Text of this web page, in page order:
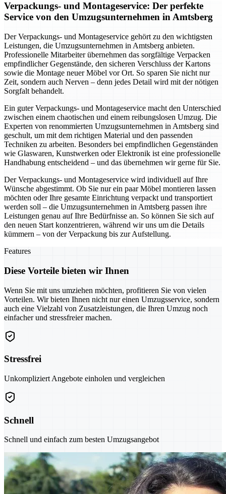
Verpackungs- und Montageservice: Der perfekte
Service von den Umzugsunternehmen in Amtsberg
Der Verpackungs- und Montageservice gehört zu den wichtigsten
Leistungen, die Umzugsunternehmen in Amtsberg anbieten.
Professionelle Mitarbeiter übernehmen das sorgfältige Verpacken
empfindlicher Gegenstände, den sicheren Verschluss der Kartons
sowie die Montage neuer Möbel vor Ort. So sparen Sie nicht nur
Zeit, sondern auch Nerven – denn jedes Detail wird mit der nötigen
Sorgfalt behandelt.
Ein guter Verpackungs- und Montageservice macht den Unterschied
zwischen einem chaotischen und einem reibungslosen Umzug. Die
Experten von renommierten Umzugsunternehmen in Amtsberg sind
geschult, um mit dem richtigen Material und den passenden
Techniken zu arbeiten. Besonders bei empfindlichen Gegenständen
wie Glaswaren, Kunstwerken oder Elektronik ist eine professionelle
Handhabung entscheidend – und das übernehmen wir gerne für Sie.
Der Verpackungs- und Montageservice wird individuell auf Ihre
Wünsche abgestimmt. Ob Sie nur ein paar Möbel montieren lassen
möchten oder Ihre gesamte Einrichtung verpackt und transportiert
werden soll – die Umzugsunternehmen in Amtsberg passen ihre
Leistungen genau auf Ihre Bedürfnisse an. So können Sie sich auf
den neuen Start konzentrieren, während wir uns um die Details
kümmern – von der Verpackung bis zur Aufstellung.
Features
Diese Vorteile bieten wir Ihnen
Wenn Sie mit uns umziehen möchten, profitieren Sie von vielen
Vorteilen. Wir bieten Ihnen nicht nur einen Umzugsservice, sondern
auch eine Vielzahl von Zusatzleistungen, die Ihren Umzug noch
einfacher und stressfreier machen.
Stressfrei
Unkompliziert Angebote einholen und vergleichen
Schnell
Schnell und einfach zum besten Umzugsangebot